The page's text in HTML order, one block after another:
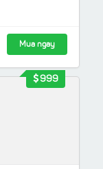
Mua ngay
999